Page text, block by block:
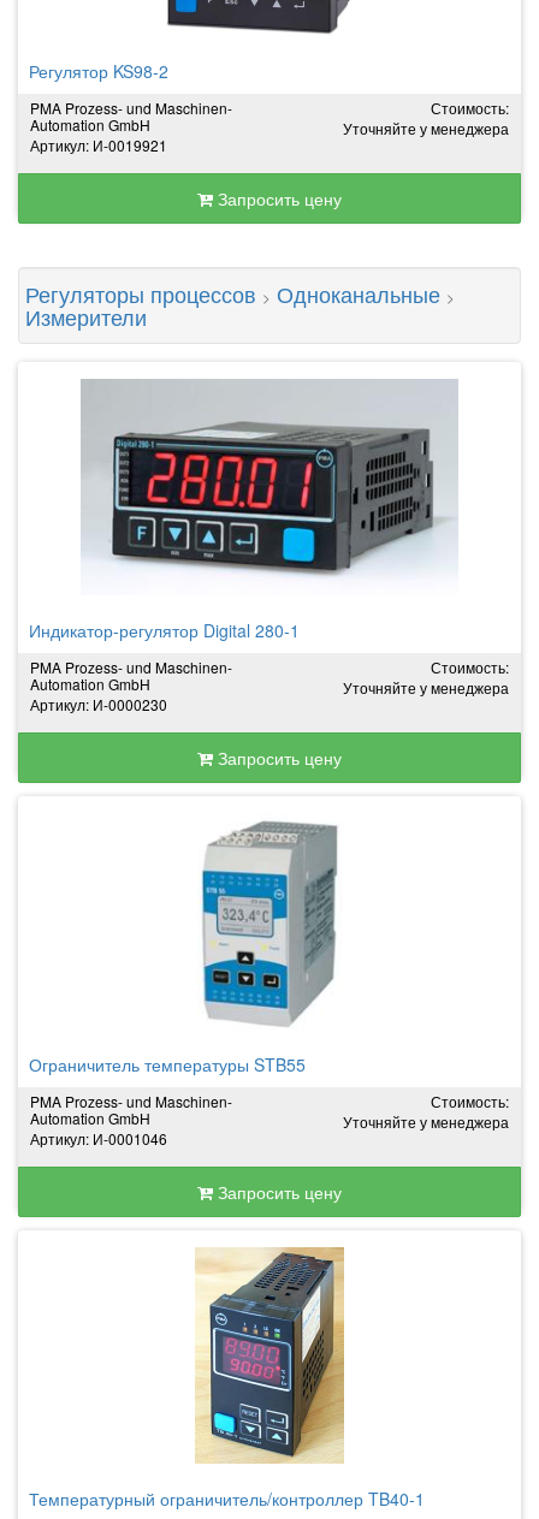
Регулятор KS98-2
PMA Prozess- und Maschinen-
Automation GmbH
Артикул: И-0019921
Стоимость:
Уточняйте у менеджера
Запросить цену
Регуляторы процессов > Одноканальные >
Измерители
Индикатор-регулятор Digital 280-1
PMA Prozess- und Maschinen-
Automation GmbH
Артикул: И-0000230
Стоимость:
Уточняйте у менеджера
Запросить цену
Ограничитель температуры STB55
PMA Prozess- und Maschinen-
Automation GmbH
Артикул: И-0001046
Стоимость:
Уточняйте у менеджера
Запросить цену
Температурный ограничитель/контроллер TB40-1